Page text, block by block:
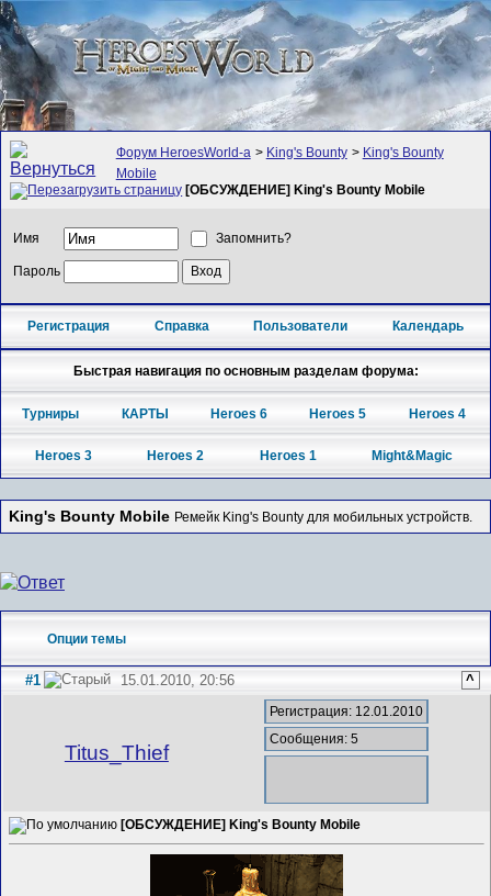
Форум HeroesWorld-а > King's Bounty > King's Bounty
Mobile
[ОБСУЖДЕНИЕ] King's Bounty Mobile
Имя Запомнить?
Пароль
Регистрация Справка Пользователи Календарь
Быстрая навигация по основным разделам форума:
Турниры КАРТЫ Heroes 6 Heroes 5 Heroes 4
Heroes 3 Heroes 2 Heroes 1 Might&Magic
King's Bounty Mobile Ремейк King's Bounty для мобильных устройств.
Опции темы
#1 15.01.2010, 20:56 ^
Titus_Thief
Регистрация: 12.01.2010
Сообщения: 5
[ОБСУЖДЕНИЕ] King's Bounty Mobile